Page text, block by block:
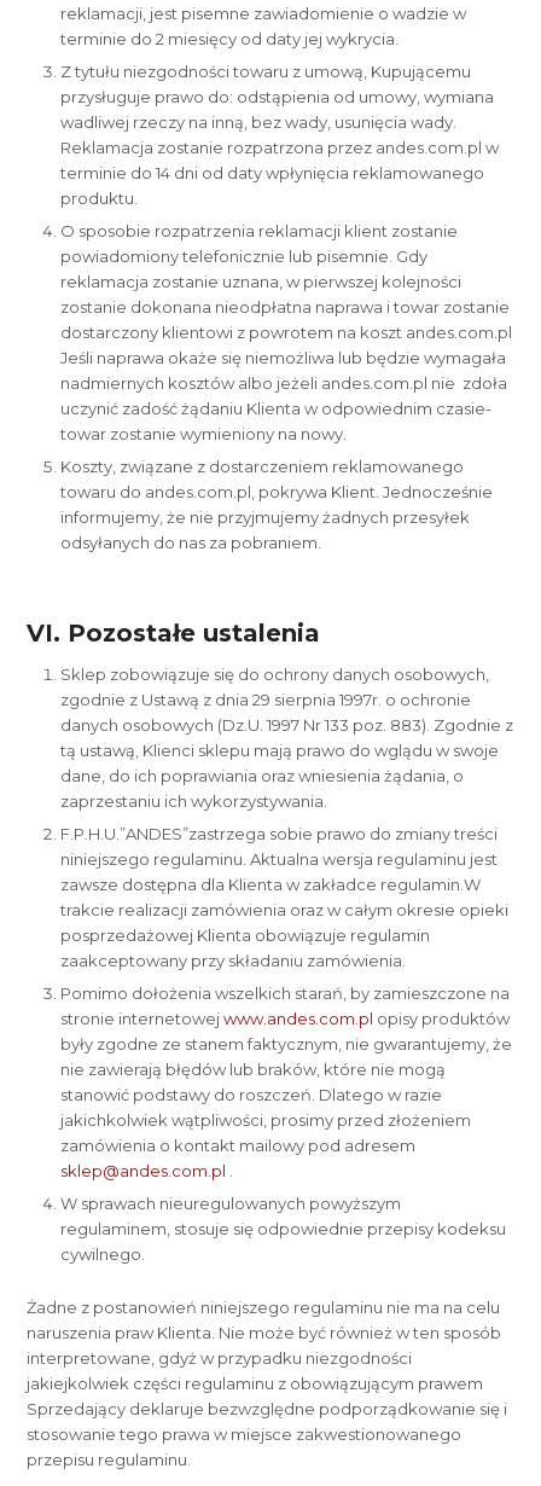
reklamacji, jest pisemne zawiadomienie o wadzie w
terminie do 2 miesięcy od daty jej wykrycia.
Z tytułu niezgodności towaru z umową, Kupującemu
przysługuje prawo do: odstąpienia od umowy, wymiana
wadliwej rzeczy na inną, bez wady, usunięcia wady.
Reklamacja zostanie rozpatrzona przez andes.com.pl w
terminie do 14 dni od daty wpłynięcia reklamowanego
produktu.
O sposobie rozpatrzenia reklamacji klient zostanie
powiadomiony telefonicznie lub pisemnie. Gdy
reklamacja zostanie uznana, w pierwszej kolejności
zostanie dokonana nieodpłatna naprawa i towar zostanie
dostarczony klientowi z powrotem na koszt andes.com.pl
Jeśli naprawa okaże się niemożliwa lub będzie wymagała
nadmiernych kosztów albo jeżeli andes.com.pl nie zdoła
uczynić zadość żądaniu Klienta w odpowiednim czasie-
towar zostanie wymieniony na nowy.
Koszty, związane z dostarczeniem reklamowanego
towaru do andes.com.pl, pokrywa Klient. Jednocześnie
informujemy, że nie przyjmujemy żadnych przesyłek
odsyłanych do nas za pobraniem.
VI. Pozostałe ustalenia
Sklep zobowiązuje się do ochrony danych osobowych,
zgodnie z Ustawą z dnia 29 sierpnia 1997r. o ochronie
danych osobowych (Dz.U. 1997 Nr 133 poz. 883). Zgodnie z
tą ustawą, Klienci sklepu mają prawo do wglądu w swoje
dane, do ich poprawiania oraz wniesienia żądania, o
zaprzestaniu ich wykorzystywania.
F.P.H.U.”ANDES”zastrzega sobie prawo do zmiany treści
niniejszego regulaminu. Aktualna wersja regulaminu jest
zawsze dostępna dla Klienta w zakładce regulamin.W
trakcie realizacji zamówienia oraz w całym okresie opieki
posprzedażowej Klienta obowiązuje regulamin
zaakceptowany przy składaniu zamówienia.
Pomimo dołożenia wszelkich starań, by zamieszczone na
stronie internetowejwww.andes.com.pl opisy produktów
były zgodne ze stanem faktycznym, nie gwarantujemy, że
nie zawierają błędów lub braków, które nie mogą
stanowić podstawy do roszczeń. Dlatego w razie
jakichkolwiek wątpliwości, prosimy przed złożeniem
zamówienia o kontakt mailowy pod adresem
sklep@andes.com.pl .
W sprawach nieuregulowanych powyższym
regulaminem, stosuje się odpowiednie przepisy kodeksu
cywilnego.
Żadne z postanowień niniejszego regulaminu nie ma na celu
naruszenia praw Klienta. Nie może być również w ten sposób
interpretowane, gdyż w przypadku niezgodności
jakiejkolwiek części regulaminu z obowiązującym prawem
Sprzedający deklaruje bezwzględne podporządkowanie się i
stosowanie tego prawa w miejsce zakwestionowanego
przepisu regulaminu.